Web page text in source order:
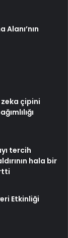
çipini
tercih
hala bir
Etkinliği